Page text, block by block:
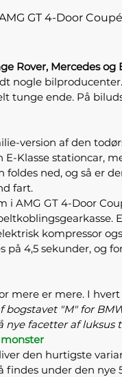
GT 4-Door Coupé
Rover, Mercedes
tunge ende. På
version af den
Klasse
ned, og så er
fart.
AMG GT 4-Door
kompressor
på 4,5 sekunder,
mere er mere. I
"M" for
nye facetter af
monster
den hurtigste
under den